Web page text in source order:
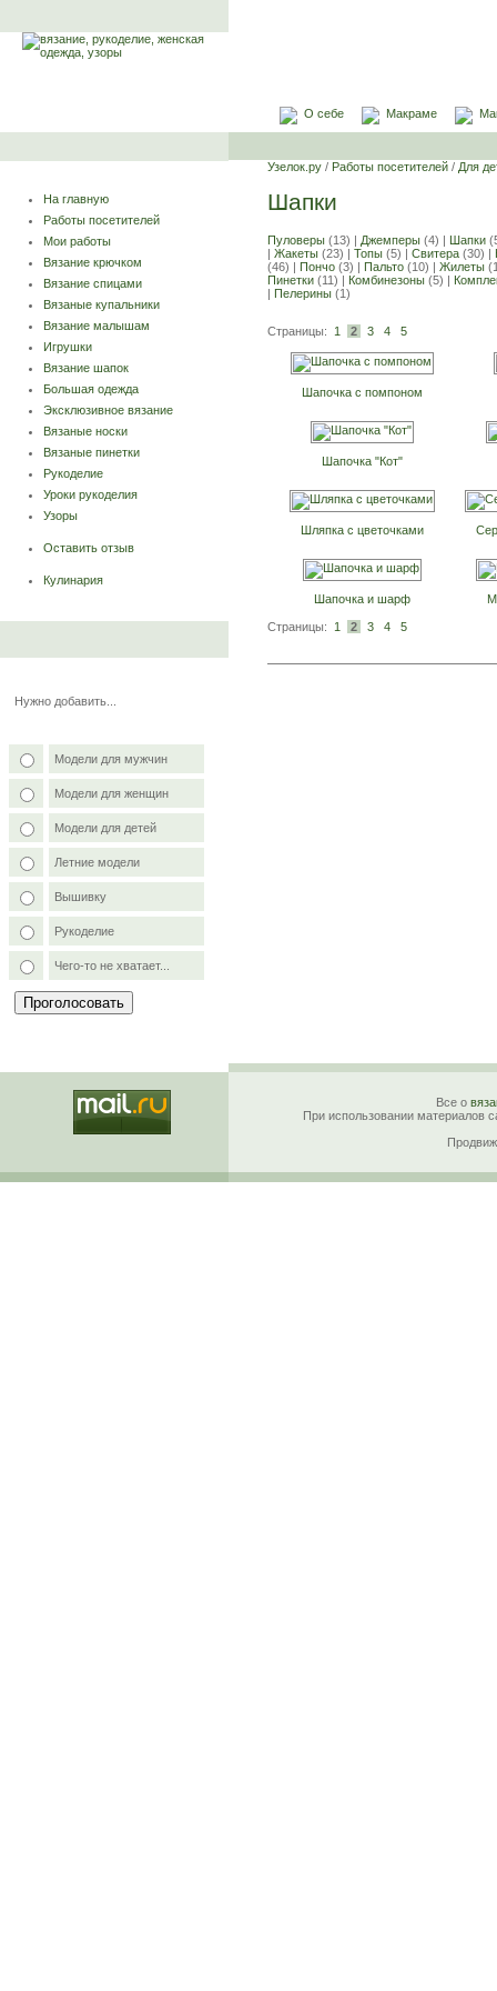
О себе Макраме
На главную
Работы посетителей
Мои работы
Вязание крючком
Вязание спицами
Вязаные купальники
Вязание малышам
Игрушки
Вязание шапок
Большая одежда
Эксклюзивное вязание
Вязаные носки
Вязаные пинетки
Рукоделие
Уроки рукоделия
Узоры
Оставить отзыв
Кулинария
Нужно добавить...
Модели для мужчин
Модели для женщин
Модели для детей
Летние модели
Вышивку
Рукоделие
Чего-то не хватает...
Узелок.ру / Работы посетителей / Для
Шапки
Пуловеры (13) | Джемперы (4) | Шапки
| Жакеты (23) | Топы (5) | Свитера (30) |
(46) | Пончо (3) | Пальто (10) | Жилеты
Пинетки (11) | Комбинезоны (5) |
| Пелерины (1)
Страницы: 1 2 3 4 5
Шапочка с помпоном
Шапочка "Кот"
Шляпка с цветочками
Шапочка и шарф
Страницы: 1 2 3 4 5
Все о
При использовании материалов